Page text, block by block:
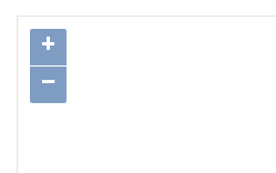
+
−